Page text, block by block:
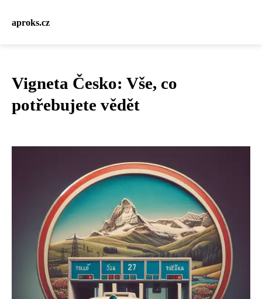
aproks.cz
Vigneta Česko: Vše, co
potřebujete vědět